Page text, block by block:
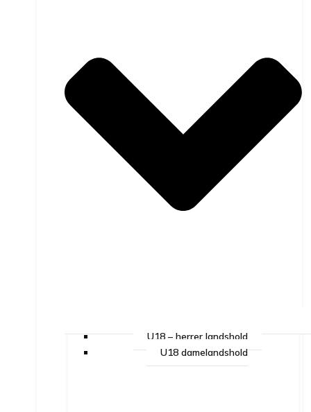
U18 – herrer landshold
U18 damelandshold